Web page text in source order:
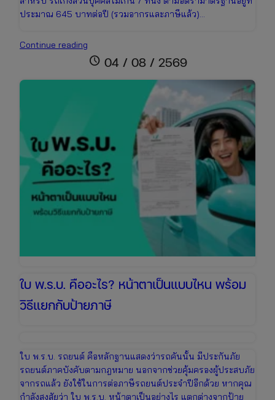
ประมาณ 645 บาทต่อปี (รวมอากรและภาษีแล้ว)…
Continue reading
รถ
ข้อมูล
ล่าสุด
เพื่อ
เตรียม
งบ
ให้
schedule 04 / 08 / 2569
ใบ พ.ร.บ. คืออะไร? หน้าตาเป็นแบบไหน พร้อม
วิธีแยกกับป้ายภาษี
ใบ พ.ร.บ. รถยนต์ คือหลักฐานแสดงว่ารถคันนั้น มีประกันภัย
รถยนต์ภาคบังคับตามกฎหมาย นอกจากช่วยคุ้มครองผู้ประสบภัย
จากรถแล้ว ยังใช้ในการต่อภาษีรถยนต์ประจำปีอีกด้วย หากคุณ
กำลังสงสัยว่า ใบ พ.ร.บ. หน้าตาเป็นอย่างไร แตกต่างจากป้าย